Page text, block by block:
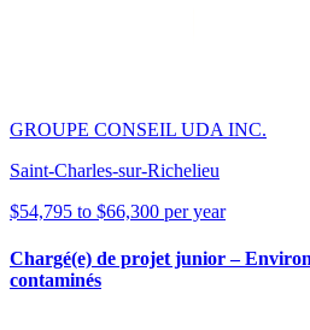
GROUPE CONSEIL UDA INC.
Saint-Charles-sur-Richelieu
$54,795 to $66,300 per year
Chargé(e) de projet junior –
contaminés